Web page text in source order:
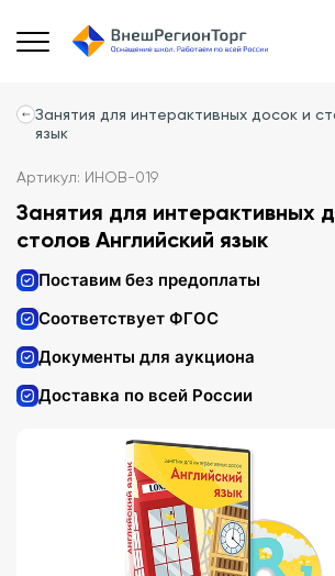
Занятия для интерактивных досок и
язык
Артикул: ИНОВ-019
Занятия для интерактивных
столов Английский язык
Поставим без предоплаты
Соответствует ФГОС
Документы для аукциона
Доставка по всей России